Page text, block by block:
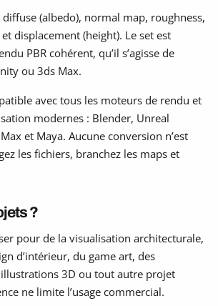
(albedo), normal map, roughness,
displacement (height). Le set est
PBR cohérent, qu’il s’agisse de
ou 3ds Max.
avec tous les moteurs de rendu et
modernes : Blender, Unreal
et Maya. Aucune conversion n’est
les fichiers, branchez les maps et
?
pour de la visualisation architecturale,
d’intérieur, du game art, des
3D ou tout autre projet
ne limite l’usage commercial.